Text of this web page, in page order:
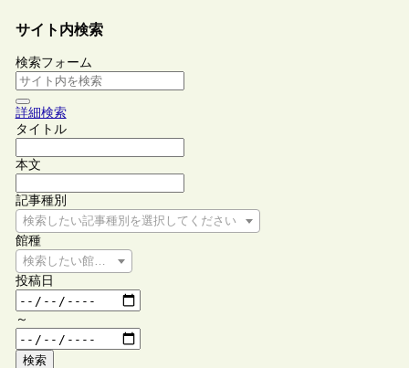
サイト内検索
検索フォーム
詳細検索
タイトル
本文
記事種別
検索したい記事種別を選択してください
館種
検索したい館種を選択してください
投稿日
～
検索